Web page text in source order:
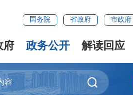
国务院 省政府 市政府
府 政务公开 解读回应
